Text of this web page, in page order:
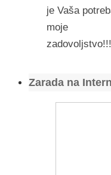
je Vaša
moje
Zarada na